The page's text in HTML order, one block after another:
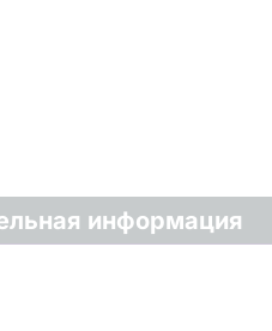
информация